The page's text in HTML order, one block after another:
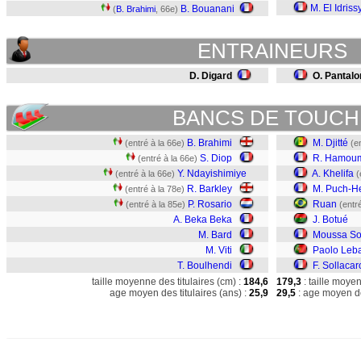
(B. Brahimi , 66e) B. Bouanani M. El
ENTRAINEURS
D. Digard O.
BANCS DE
(entré à la 66e) B. Brahimi
(entré à la 66e) S. Diop
(entré à la 66e) Y. Ndayishimiye
(entré à la 78e) R. Barkley
(entré à la 85e) P. Rosario
A. Beka Beka
M. Bard
M. Viti
T. Boulhendi
M. Djitté
R.
A. Khelifa
M. Puch-
Ruan
J. Botué
Moussa
Paolo
F.
taille moyenne des titulaires (cm) : 184,6
age moyen des titulaires (ans) : 25,9
179,3 : taille
29,5 : age moyen